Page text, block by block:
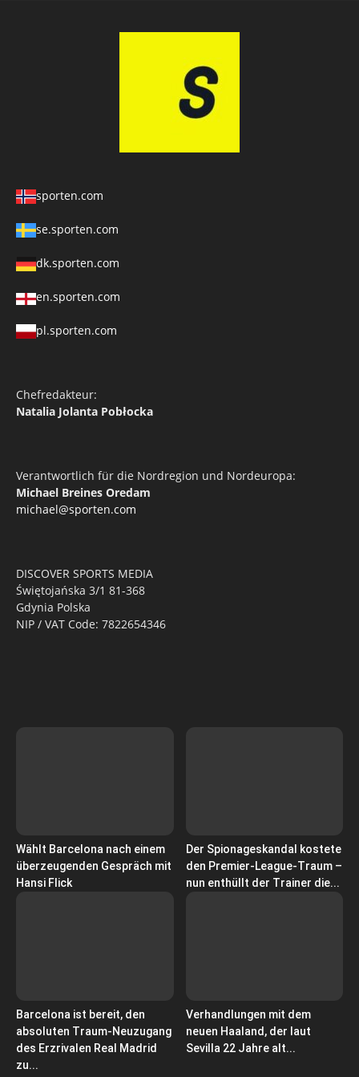
sporten.com
se.sporten.com
dk.sporten.com
en.sporten.com
pl.sporten.com
Chefredakteur:
Natalia Jolanta Pobłocka
Verantwortlich für die Nordregion und Nordeuropa:
Michael Breines Oredam
michael@sporten.com
DISCOVER SPORTS MEDIA
Świętojańska 3/1 81-368
Gdynia Polska
NIP / VAT Code: 7822654346
Wählt Barcelona nach einem
überzeugenden Gespräch mit
Hansi Flick
Der Spionageskandal kostete
den Premier-League-Traum –
nun enthüllt der Trainer die...
Barcelona ist bereit, den
absoluten Traum-Neuzugang
des Erzrivalen Real Madrid
zu...
Verhandlungen mit dem
neuen Haaland, der laut
Sevilla 22 Jahre alt...